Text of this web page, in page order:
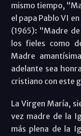
mismo tiempo,
el papa Pablo VI
(1965): “Madre
los fieles como
Madre
adelante sea
cristiano con este
La Virgen María,
vez madre de la
más plena de la